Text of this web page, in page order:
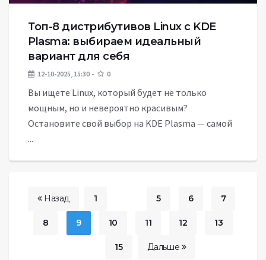
Топ-8 дистрибутивов Linux с KDE
Plasma: выбираем идеальный
вариант для себя
12-10-2025, 15:30 0
Вы ищете Linux, который будет не только
мощным, но и невероятно красивым?
Остановите свой выбор на KDE Plasma — самой
...
Назад 1 5 6 7
8 9 10 11 12 13
15 Дальше